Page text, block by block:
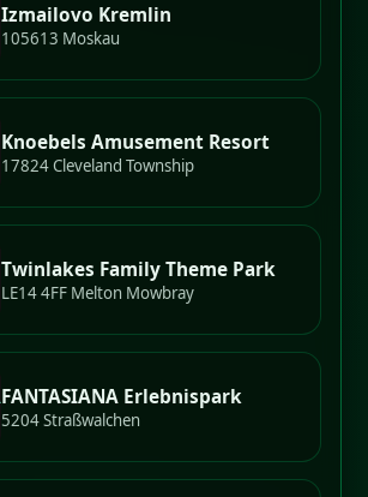
Izmailovo Kremlin
105613 Moskau
Knoebels Amusement Resort
17824 Cleveland Township
Twinlakes Family Theme Park
LE14 4FF Melton Mowbray
FANTASIANA Erlebnispark
5204 Straßwalchen